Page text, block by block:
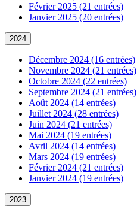
Février 2025 (21 entrées)
Janvier 2025 (20 entrées)
2024
Décembre 2024 (16 entrées)
Novembre 2024 (21 entrées)
Octobre 2024 (22 entrées)
Septembre 2024 (21 entrées)
Août 2024 (14 entrées)
Juillet 2024 (28 entrées)
Juin 2024 (21 entrées)
Mai 2024 (19 entrées)
Avril 2024 (14 entrées)
Mars 2024 (19 entrées)
Février 2024 (21 entrées)
Janvier 2024 (19 entrées)
2023